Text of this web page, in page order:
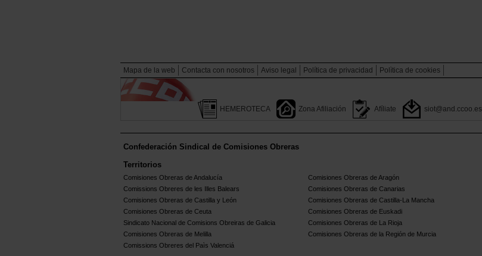
Mapa de la web Contacta con nosotros Aviso legal Política de privacidad Polìtica de cookies
HEMEROTECA Zona Afiliación Afíliate siot@and.ccoo.es
Confederación Sindical de Comisiones Obreras
Territorios
Comisiones Obreras de Andalucía Comisiones Obreras de Aragón
Comissions Obreres de les Illes Balears
Comisiones Obreras de Canarias
Comisiones Obreras de Castilla y León
Comisiones Obreras de Castilla-La Mancha
Comisiones Obreras de Ceuta
Comisiones Obreras de Euskadi
Sindicato Nacional de Comisions Obreiras de Galicia
Comisiones Obreras de La Rioja
Comisiones Obreras de Melilla
Comisiones Obreras de la Región de Murcia
Comissions Obreres del Paìs Valenciá